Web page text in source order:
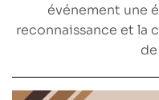
événement une
reconnaissance et la